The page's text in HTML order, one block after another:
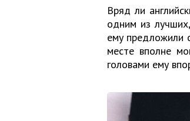
Вряд ли
одним из
ему предложили
месте вполне
головами ему